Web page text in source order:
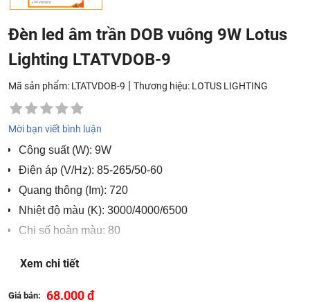
Đèn led âm trần DOB vuông 9W Lotus
Lighting LTATVDOB-9
Mã sản phẩm: LTATVDOB-9 | Thương hiệu: LOTUS LIGHTING
Mời bạn viết bình luận
Công suất (W): 9W
Điện áp (V/Hz): 85-265/50-60
Quang thông (Im): 720
Nhiệt độ màu (K): 3000/4000/6500
Chi số hoàn màu: 80
Kích thước (mm): 119x119x26
Lỗ khoét (mm): 95-110
Xem chi tiết
Giá bán: 68.000 đ